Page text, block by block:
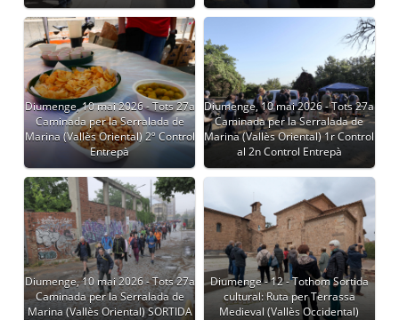
Diumenge, 10 mai 2026 - Tots 27a
Caminada per la Serralada de
Marina (Vallès Oriental) 2º Control
Entrepà
Diumenge, 10 mai 2026 - Tots 27a
Caminada per la Serralada de
Marina (Vallès Oriental) 1r Control
al 2n Control Entrepà
Diumenge, 10 mai 2026 - Tots 27a
Caminada per la Serralada de
Marina (Vallès Oriental) SORTIDA
Diumenge - 12 - Tothom Sortida
cultural: Ruta per Terrassa
Medieval (Vallès Occidental)